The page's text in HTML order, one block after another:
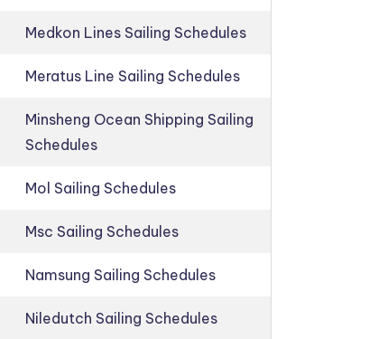
Medkon Lines Sailing Schedules
Meratus Line Sailing Schedules
Minsheng Ocean Shipping Sailing
Schedules
Mol Sailing Schedules
Msc Sailing Schedules
Namsung Sailing Schedules
Niledutch Sailing Schedules